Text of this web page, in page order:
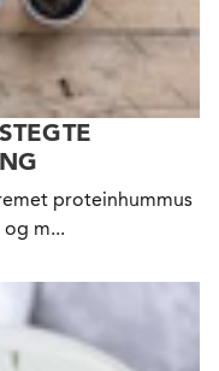
proteinhummus
m...